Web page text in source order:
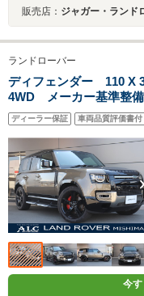
販売店： ジャガー・ランド
ランドローバー
ディフェンダー 110 X
4WD メーカー基準整
ディーラー保証 車両品質評価書付
今